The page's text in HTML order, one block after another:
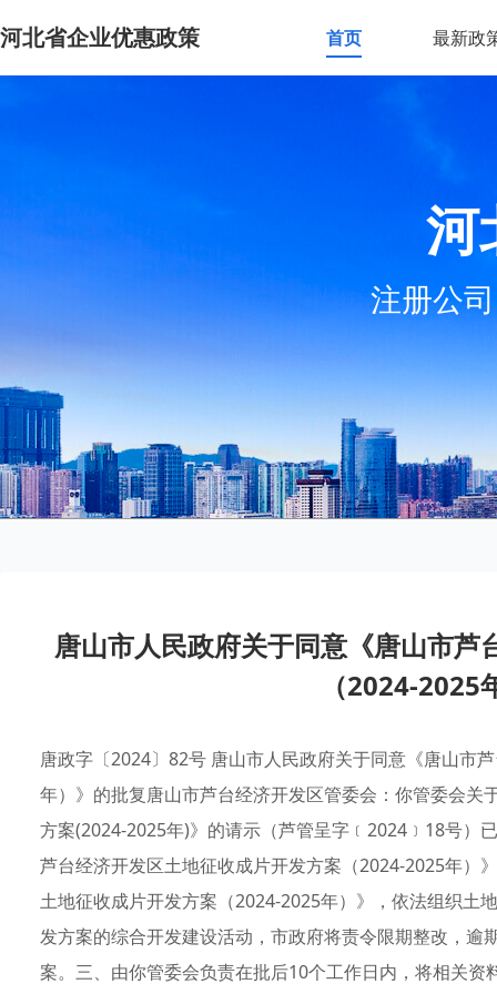
河北省企业优惠政策 首页 最新政
河
注册公
唐山市人民政府关于同意《唐山市
（2024-2025
唐政字〔2024〕82号 唐山市人民政府关于同意《唐山市
年）》的批复唐山市芦台经济开发区管委会：你管委会
方案(2024-2025年)》的请示（芦管呈字﹝2024﹞18号）
芦台经济开发区土地征收成片开发方案（2024-2025年）
土地征收成片开发方案（2024-2025年）》，依法组织土
发方案的综合开发建设活动，市政府将责令限期整改，
案。三、由你管委会负责在批后10个工作日内，将相关